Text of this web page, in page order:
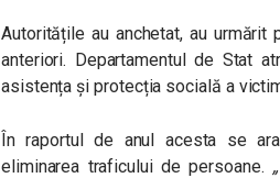
Autoritățile au anchetat, au
anteriori. Departamentul de Stat
asistența și protecția socială a
În raportul de anul acesta se
eliminarea traficului de persoane.